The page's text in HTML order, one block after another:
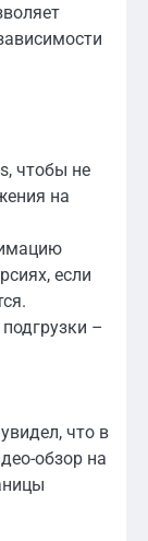
чтобы не
на
если
–
что в
обзор на